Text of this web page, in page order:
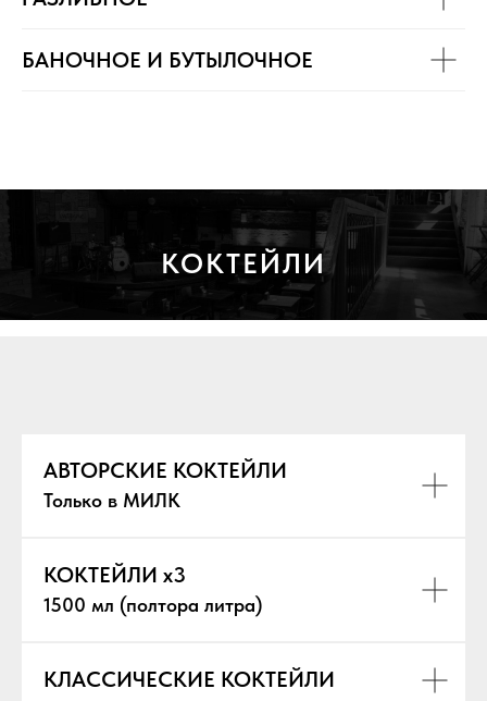
БАНОЧНОЕ И БУТЫЛОЧНОЕ
КОКТЕЙЛИ
АВТОРСКИЕ КОКТЕЙЛИ
Только в МИЛК
КОКТЕЙЛИ х3
1500 мл (полтора литра)
КЛАССИЧЕСКИЕ КОКТЕЙЛИ